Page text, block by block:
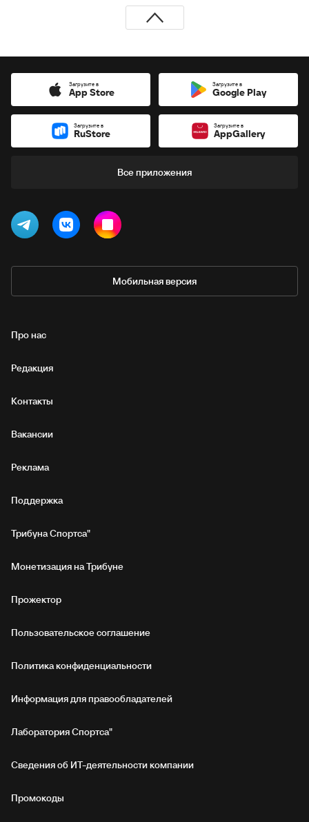
Загрузите в
App Store
Загрузите в
Google Play
Загрузите в
RuStore
Загрузите в
AppGallery
Все приложения
Мобильная версия
Про нас
Редакция
Контакты
Вакансии
Реклама
Поддержка
Трибуна Спортса"
Монетизация на Трибуне
Прожектор
Пользовательское соглашение
Политика конфиденциальности
Информация для правообладателей
Лаборатория Спортса"
Сведения об ИТ‑деятельности компании
Промокоды